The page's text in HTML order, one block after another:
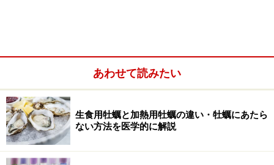
あわせて読みたい
生食用牡蠣と加熱用牡蠣の違い・牡蠣にあたら
ない方法を医学的に解説